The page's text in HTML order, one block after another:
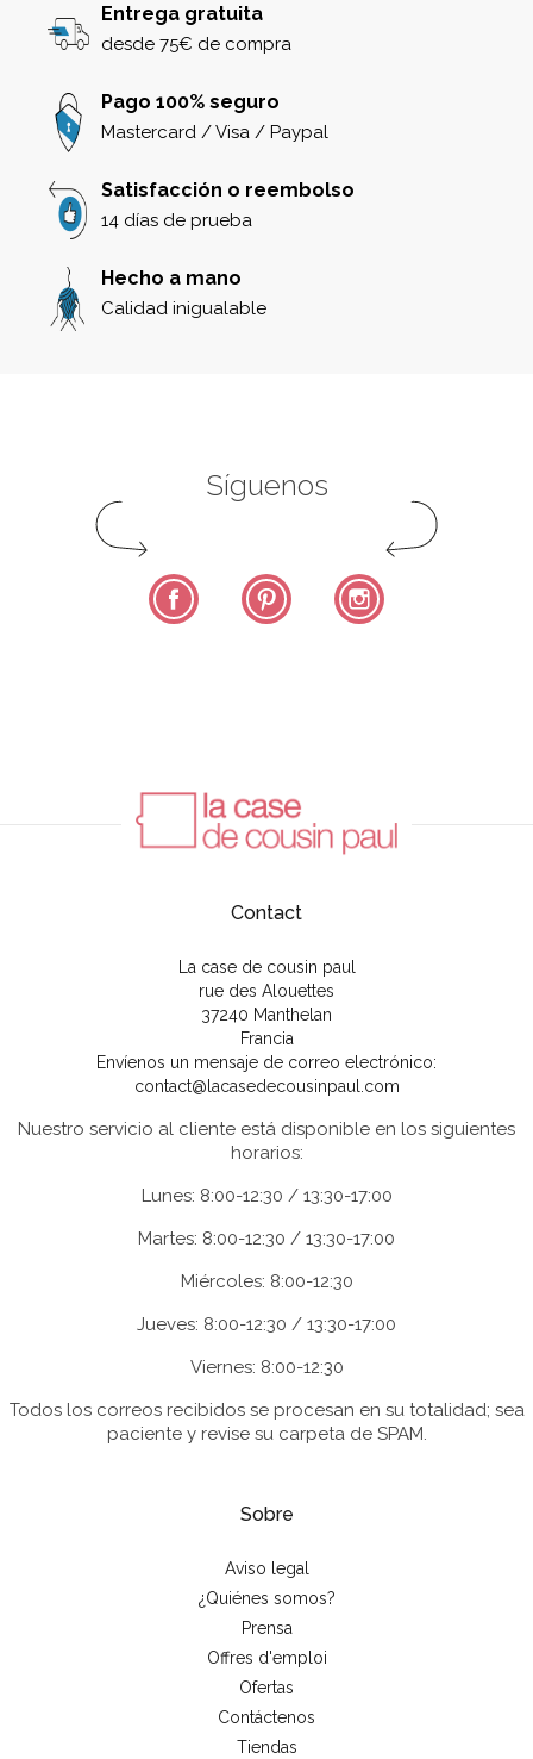
Entrega gratuita
desde 75€ de compra
Pago 100% seguro
Mastercard / Visa / Paypal
Satisfacción o reembolso
14 días de prueba
Hecho a mano
Calidad inigualable
Síguenos
Facebook Pinterest
Contact
La case de cousin paul
rue des Alouettes
37240 Manthelan
Francia
Envíenos un mensaje de correo electrónico:
contact@lacasedecousinpaul.com
Nuestro servicio al cliente está disponible en los siguientes
horarios:
Lunes: 8:00-12:30 / 13:30-17:00
Martes: 8:00-12:30 / 13:30-17:00
Miércoles: 8:00-12:30
Jueves: 8:00-12:30 / 13:30-17:00
Viernes: 8:00-12:30
Todos los correos recibidos se procesan en su totalidad; sea
paciente y revise su carpeta de SPAM.
Sobre
Aviso legal
¿Quiénes somos?
Prensa
Offres d'emploi
Ofertas
Contáctenos
Tiendas